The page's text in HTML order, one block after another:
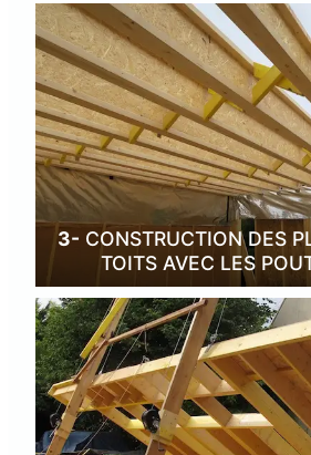
3- CONSTRUCTION DES
TOITS AVEC LES